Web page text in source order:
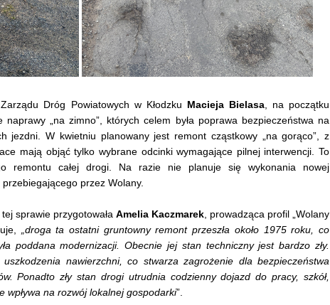
Dróg Powiatowych w Kłodzku Macieja Bielasa, na początku
„na zimno”, których celem była poprawa bezpieczeństwa na
jezdni. W kwietniu planowany jest remont cząstkowy „na gorąco”, z
mają objąć tylko wybrane odcinki wymagające pilnej interwencji. To
remontu całej drogi. Na razie nie planuje się wykonania nowej
przez Wolany.
sprawie przygotowała Amelia Kaczmarek , prowadząca profil „Wolany
„droga ta ostatni gruntowny remont przeszła około 1975 roku, co
poddana modernizacji. Obecnie jej stan techniczny jest bardzo zły.
nawierzchni, co stwarza zagrożenie dla bezpieczeństwa
Ponadto zły stan drogi utrudnia codzienny dojazd do pracy, szkół,
wpływa na rozwój lokalnej gospodarki”.